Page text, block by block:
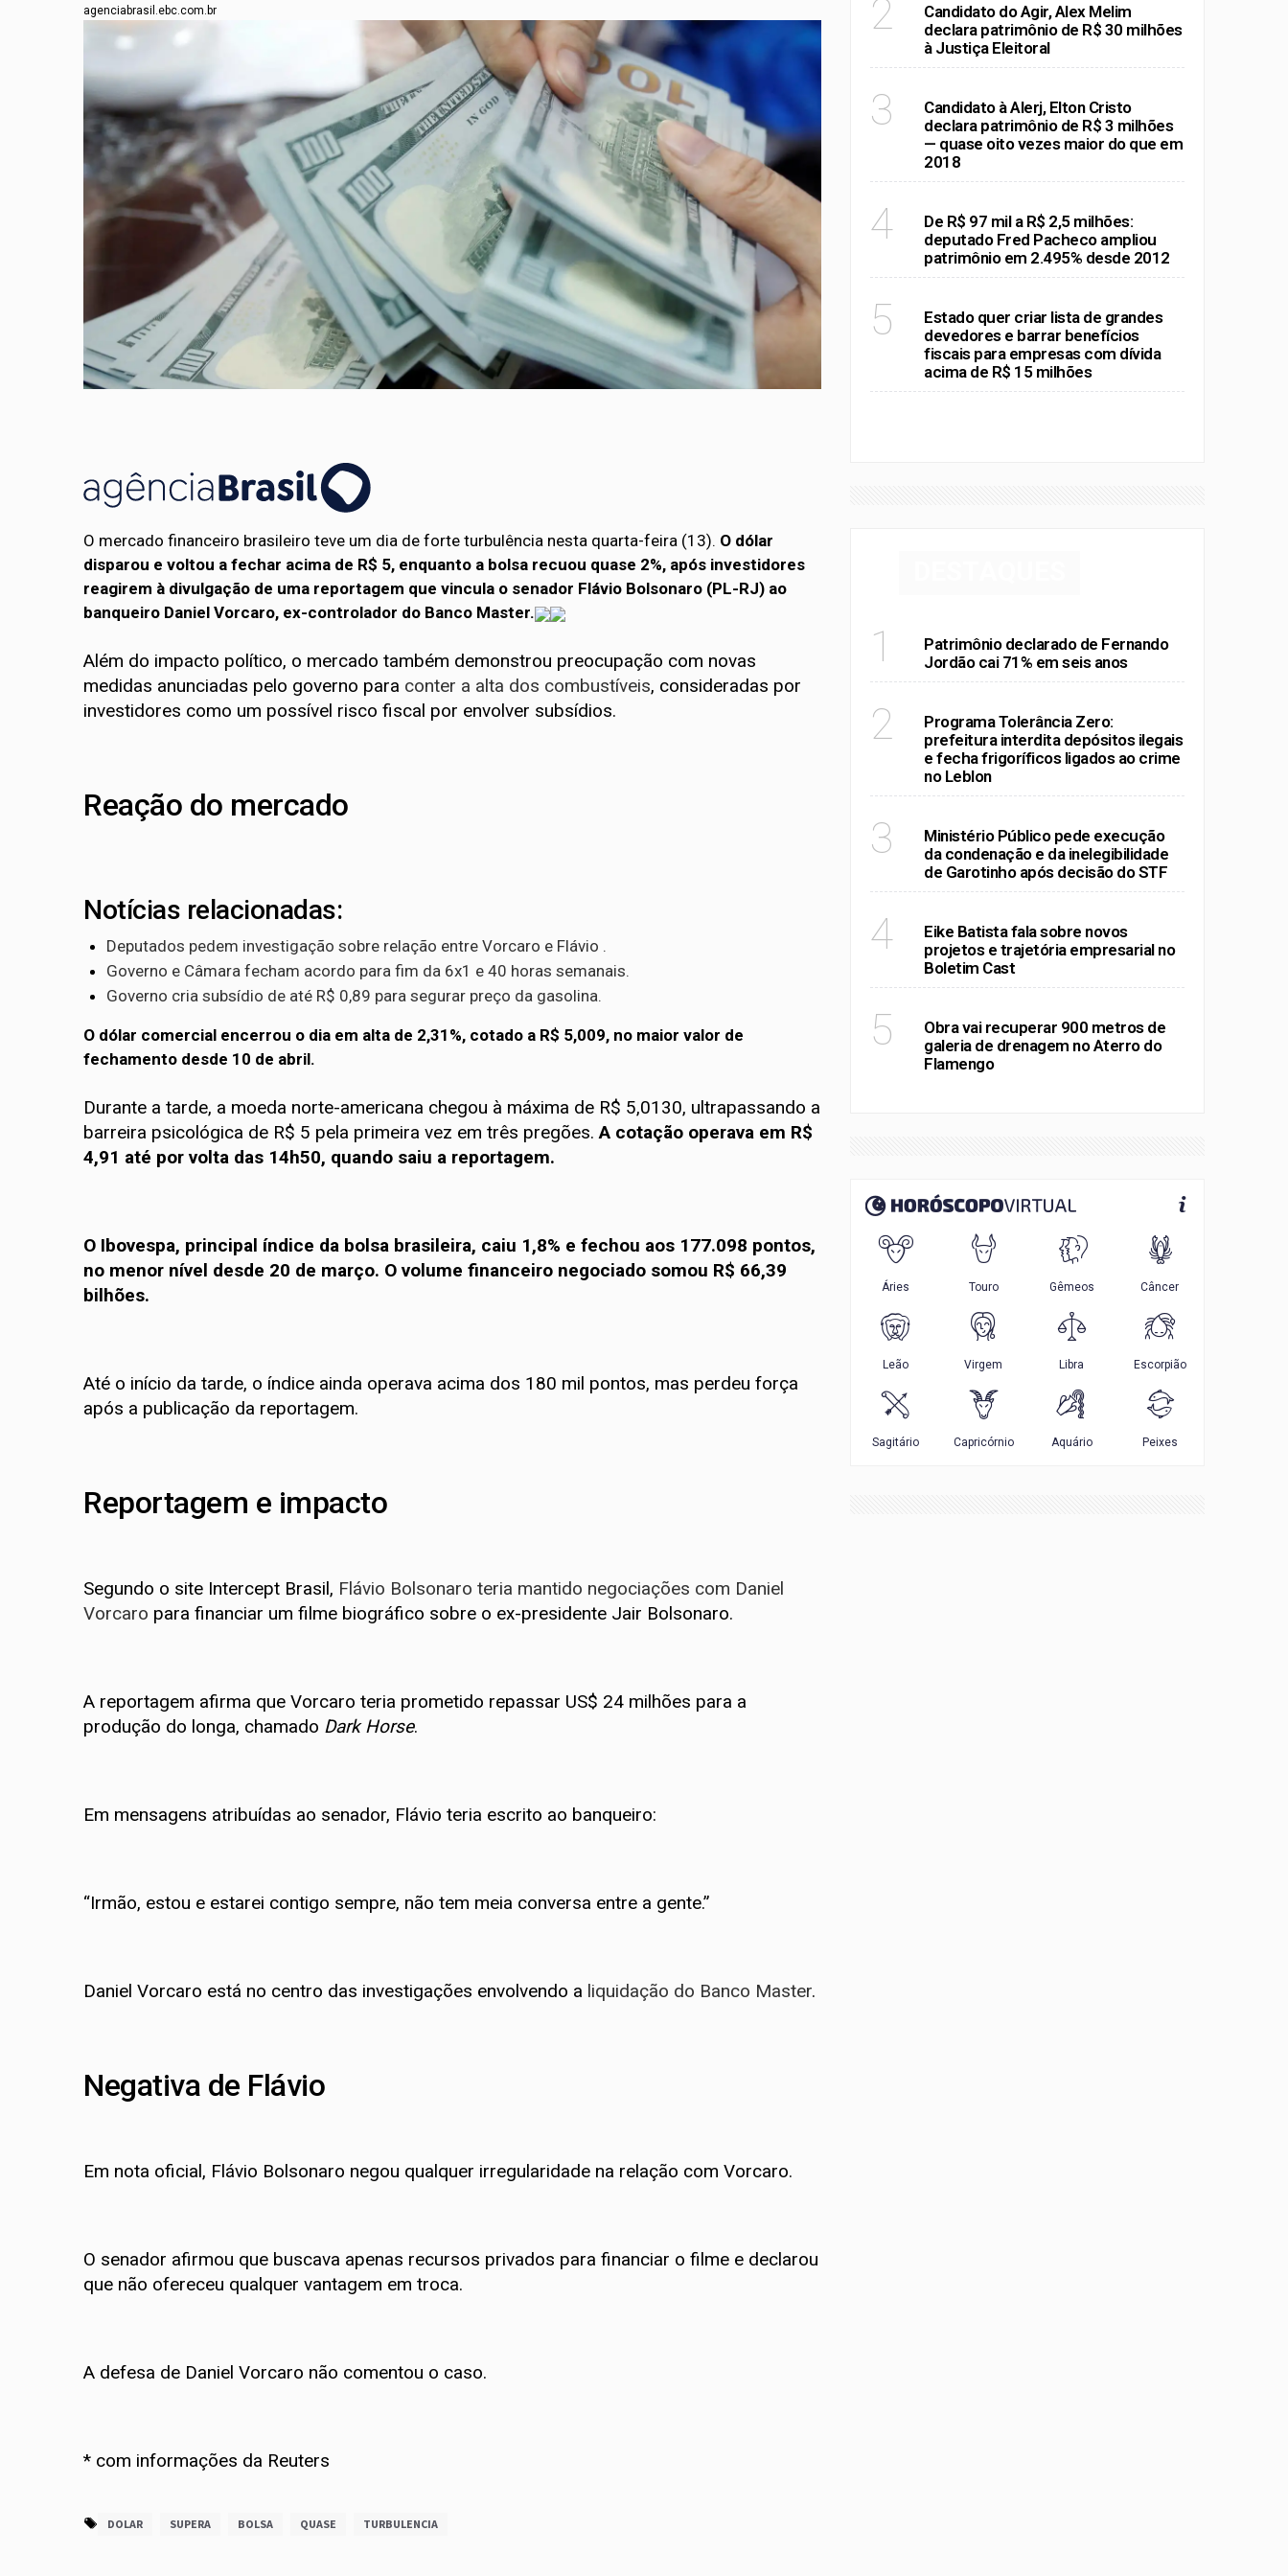
agenciabrasil.ebc.com.br
O mercado financeiro brasileiro teve um dia de forte turbulência nesta quarta-feira (13). O dólar
disparou e voltou a fechar acima de R$ 5, enquanto a bolsa recuou quase 2%, após investidores
reagirem à divulgação de uma reportagem que vincula o senador Flávio Bolsonaro (PL-RJ) ao
banqueiro Daniel Vorcaro, ex-controlador do Banco Master.
Além do impacto político, o mercado também demonstrou preocupação com novas
medidas anunciadas pelo governo para conter a alta dos combustíveis, consideradas por
investidores como um possível risco fiscal por envolver subsídios.
Reação do mercado
Notícias relacionadas:
Deputados pedem investigação sobre relação entre Vorcaro e Flávio .
Governo e Câmara fecham acordo para fim da 6x1 e 40 horas semanais.
Governo cria subsídio de até R$ 0,89 para segurar preço da gasolina.
O dólar comercial encerrou o dia em alta de 2,31%, cotado a R$ 5,009, no maior valor de
fechamento desde 10 de abril.
Durante a tarde, a moeda norte-americana chegou à máxima de R$ 5,0130, ultrapassando a
barreira psicológica de R$ 5 pela primeira vez em três pregões.A cotação operava em R$
4,91 até por volta das 14h50, quando saiu a reportagem.
O Ibovespa, principal índice da bolsa brasileira, caiu 1,8% e fechou aos 177.098 pontos,
no menor nível desde 20 de março. O volume financeiro negociado somou R$ 66,39
bilhões.
Até o início da tarde, o índice ainda operava acima dos 180 mil pontos, mas perdeu força
após a publicação da reportagem.
Reportagem e impacto
Segundo o site Intercept Brasil, Flávio Bolsonaro teria mantido negociações com Daniel
Vorcaro para financiar um filme biográfico sobre o ex-presidente Jair Bolsonaro.
A reportagem afirma que Vorcaro teria prometido repassar US$ 24 milhões para a
produção do longa, chamado Dark Horse.
Em mensagens atribuídas ao senador, Flávio teria escrito ao banqueiro:
“Irmão, estou e estarei contigo sempre, não tem meia conversa entre a gente.”
Daniel Vorcaro está no centro das investigações envolvendo a liquidação do Banco Master.
Negativa de Flávio
Em nota oficial, Flávio Bolsonaro negou qualquer irregularidade na relação com Vorcaro.
O senador afirmou que buscava apenas recursos privados para financiar o filme e declarou
que não ofereceu qualquer vantagem em troca.
A defesa de Daniel Vorcaro não comentou o caso.
* com informações da Reuters
DOLAR SUPERA BOLSA QUASE TURBULENCIA
2
Candidato do Agir, Alex Melim
declara patrimônio de R$ 30 milhões
à Justiça Eleitoral
3
Candidato à Alerj, Elton Cristo
declara patrimônio de R$ 3 milhões
— quase oito vezes maior do que em
2018
4
De R$ 97 mil a R$ 2,5 milhões:
deputado Fred Pacheco ampliou
patrimônio em 2.495% desde 2012
5
Estado quer criar lista de grandes
devedores e barrar benefícios
fiscais para empresas com dívida
acima de R$ 15 milhões
1
Patrimônio declarado de Fernando
Jordão cai 71% em seis anos
2
Programa Tolerância Zero:
prefeitura interdita depósitos ilegais
e fecha frigoríficos ligados ao crime
no Leblon
3
Ministério Público pede execução
da condenação e da inelegibilidade
de Garotinho após decisão do STF
4
Eike Batista fala sobre novos
projetos e trajetória empresarial no
Boletim Cast
5
Obra vai recuperar 900 metros de
galeria de drenagem no Aterro do
Flamengo